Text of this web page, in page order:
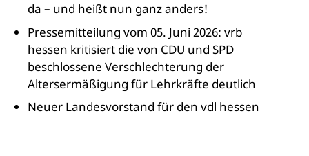
da – und heißt nun ganz anders!
Pressemitteilung vom 05. Juni 2026: vrb
hessen kritisiert die von CDU und SPD
beschlossene Verschlechterung der
Altersermäßigung für Lehrkräfte deutlich
Neuer Landesvorstand für den vdl hessen